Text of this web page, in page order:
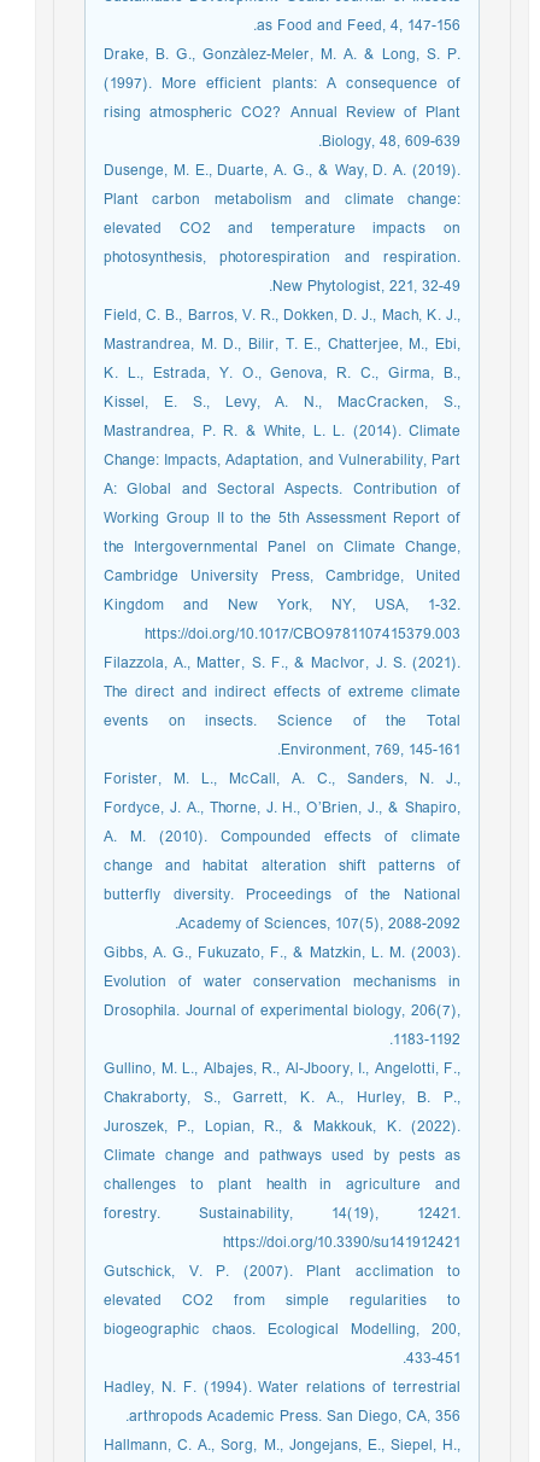
as Food and Feed, 4, 147-156.
Drake, B. G., Gonzàlez-Meler, M. A. & Long, S. P.
(1997). More efficient plants: A consequence of
rising atmospheric CO2? Annual Review of Plant
Biology, 48, 609-639.
Dusenge, M. E., Duarte, A. G., & Way, D. A. (2019).
Plant carbon metabolism and climate change:
elevated CO2 and temperature impacts on
photosynthesis, photorespiration and respiration.
New Phytologist, 221, 32-49.
Field, C. B., Barros, V. R., Dokken, D. J., Mach, K. J.,
Mastrandrea, M. D., Bilir, T. E., Chatterjee, M., Ebi,
K. L., Estrada, Y. O., Genova, R. C., Girma, B.,
Kissel, E. S., Levy, A. N., MacCracken, S.,
Mastrandrea, P. R. & White, L. L. (2014). Climate
Change: Impacts, Adaptation, and Vulnerability, Part
A: Global and Sectoral Aspects. Contribution of
Working Group II to the 5th Assessment Report of
the Intergovernmental Panel on Climate Change,
Cambridge University Press, Cambridge, United
Kingdom and New York, NY, USA, 1-32.
https://doi.org/10.1017/CBO9781107415379.003
Filazzola, A., Matter, S. F., & MacIvor, J. S. (2021).
The direct and indirect effects of extreme climate
events on insects. Science of the Total
Environment, 769, 145-161.‏
Forister, M. L., McCall, A. C., Sanders, N. J.,
Fordyce, J. A., Thorne, J. H., O’Brien, J., & Shapiro,
A. M. (2010). Compounded effects of climate
change and habitat alteration shift patterns of
butterfly diversity. Proceedings of the National
Academy of Sciences, 107(5), 2088-2092.‏
Gibbs, A. G., Fukuzato, F., & Matzkin, L. M. (2003).
Evolution of water conservation mechanisms in
Drosophila. Journal of experimental biology, 206(7),
1183-1192.‏
Gullino, M. L., Albajes, R., Al-Jboory, I., Angelotti, F.,
Chakraborty, S., Garrett, K. A., Hurley, B. P.,
Juroszek, P., Lopian, R., & Makkouk, K. (2022).
Climate change and pathways used by pests as
challenges to plant health in agriculture and
forestry. Sustainability, 14(19), 12421.
https://doi.org/10.3390/su141912421
Gutschick, V. P. (2007). Plant acclimation to
elevated CO2 from simple regularities to
biogeographic chaos. Ecological Modelling, 200,
433-451.
Hadley, N. F. (1994). Water relations of terrestrial
arthropods Academic Press. San Diego, CA, 356.‏ ‏
Hallmann, C. A., Sorg, M., Jongejans, E., Siepel, H.,